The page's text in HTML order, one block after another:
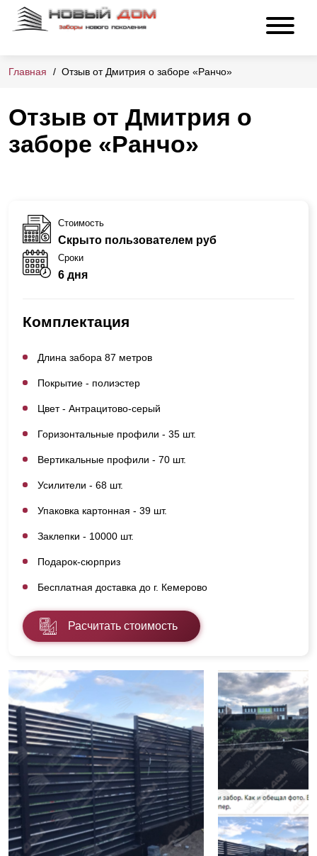
Главная Отзыв от Дмитрия о заборе «Ранчо»
Отзыв от Дмитрия о
заборе «Ранчо»
Стоимость
Скрыто пользователем руб
Сроки
6 дня
Комплектация
Длина забора 87 метров
Покрытие - полиэстер
Цвет - Антрацитово-серый
Горизонтальные профили - 35 шт.
Вертикальные профили - 70 шт.
Усилители - 68 шт.
Упаковка картонная - 39 шт.
Заклепки - 10000 шт.
Подарок-сюрприз
Бесплатная доставка до г. Кемерово
Расчитать стоимость